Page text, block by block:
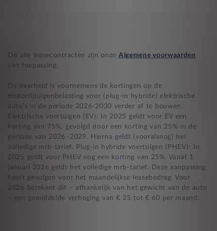
Op alle leasecontracten zijn onze Algemene voorwaarden
van toepassing.
De overheid is voornemens de kortingen op de
motorrijtuigenbelasting voor (plug-in hybride) elektrische
auto’s in de periode 2026-2030 verder af te bouwen.
Elektrische voertuigen (EV): In 2025 geldt voor EV een
korting van 75%, gevolgd door een korting van 25% in de
periode van 2026–2029. Hierna geldt (vooralsnog) het
volledige mrb-tarief. Plug-in hybride voertuigen (PHEV): In
2025 geldt voor PHEV nog een korting van 25%. Vanaf 1
januari 2026 geldt het volledige mrb-tarief. Deze aanpassing
heeft gevolgen voor het maandelijkse leasebedrag. Voor
2026 betekent dit – afhankelijk van het gewicht van de auto
– een gemiddelde verhoging van € 25 tot € 60 per maand.